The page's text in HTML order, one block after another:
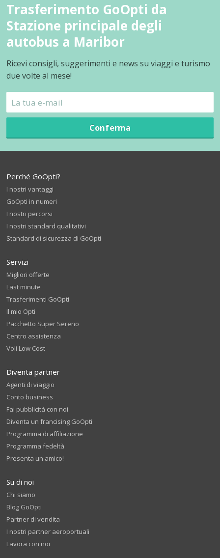
Trasferimento GoOpti da
Stazione principale degli
autobus a Maribor
Ricevi consigli, suggerimenti e news su viaggi e turismo
due volte al mese!
Conferma
Perché GoOpti?
I nostri vantaggi
GoOpti in numeri
I nostri percorsi
I nostri standard qualitativi
Standard di sicurezza di GoOpti
Servizi
Migliori offerte
Last minute
Trasferimenti GoOpti
Il mio Opti
Pacchetto Super Sereno
Centro assistenza
Voli Low Cost
Diventa partner
Agenti di viaggio
Conto business
Fai pubblicità con noi
Diventa un francising GoOpti
Programma di affiliazione
Programma fedeltà
Presenta un amico!
Su di noi
Chi siamo
Blog GoOpti
Partner di vendita
I nostri partner aeroportuali
Lavora con noi